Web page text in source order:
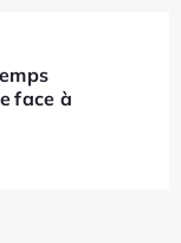
face à